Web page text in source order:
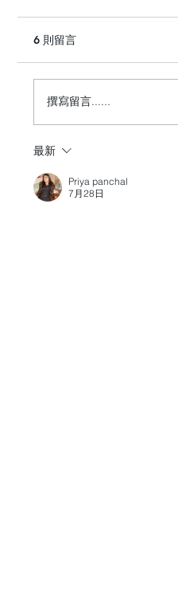
大通客戶資金帳戶
6 則留言
撰寫留言......
最新
Priya panchal
7月28日